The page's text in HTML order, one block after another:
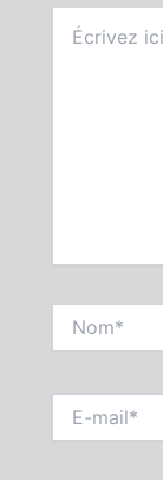
ici…
mail*